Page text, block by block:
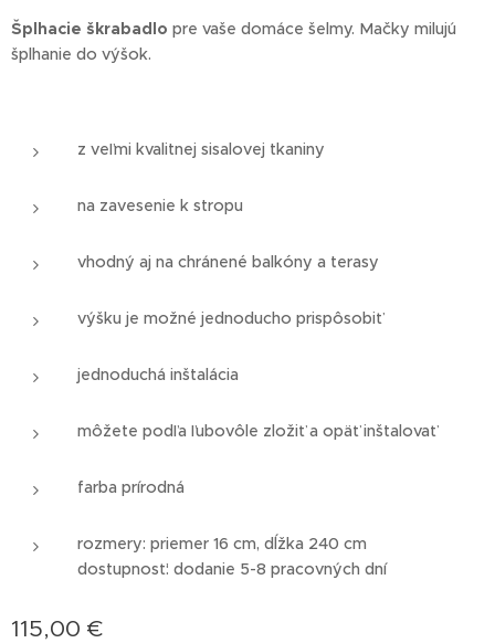
Šplhacie škrabadlo pre vaše domáce šelmy. Mačky milujú
šplhanie do výšok.
z veľmi kvalitnej sisalovej tkaniny
na zavesenie k stropu
vhodný aj na chránené balkóny a terasy
výšku je možné jednoducho prispôsobiť
jednoduchá inštalácia
môžete podľa ľubovôle zložiť a opäť inštalovať
farba prírodná
rozmery: priemer 16 cm, dĺžka 240 cm
dostupnosť: dodanie 5-8 pracovných dní
115,00 €